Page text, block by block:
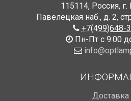
115114, Россия,
Павелецкая наб., д. 2,
+7(499)648-
Пн-Пт с 9:00
Доставка